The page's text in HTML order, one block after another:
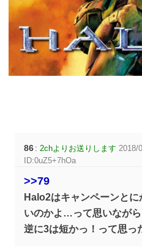
86 :2chよりお送りします 2018/
ID:0uZ5+7hOa
>>79
Halo2はキャンペーンと
いのかよ…って思いなが
逆に3は短かっ！って思っ